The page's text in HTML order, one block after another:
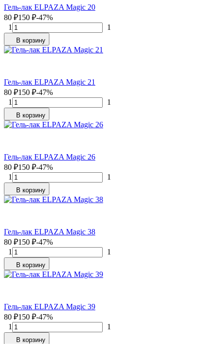
Гель-лак ELPAZA Magic 20
80 ₽150 ₽-47%
1
1
В корзину
Гель-лак ELPAZA Magic 21
80 ₽150 ₽-47%
1
1
В корзину
Гель-лак ELPAZA Magic 26
80 ₽150 ₽-47%
1
1
В корзину
Гель-лак ELPAZA Magic 38
80 ₽150 ₽-47%
1
1
В корзину
Гель-лак ELPAZA Magic 39
80 ₽150 ₽-47%
1
1
В корзину